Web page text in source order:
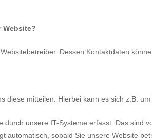
Website?
Dessen Kontaktdaten
mitteilen. Hierbei kann es sich z.B.
unsere IT-Systeme erfasst. Das sind
automatisch, sobald Sie unsere Website